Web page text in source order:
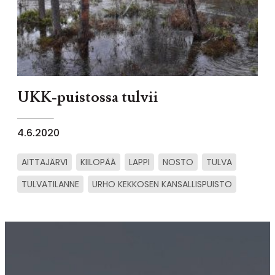
UKK-puistossa tulvii
4.6.2020
AITTAJÄRVI KIILOPÄÄ LAPPI NOSTO
TULVA
TULVATILANNE
URHO KEKKOSEN KANSALLISPUISTO